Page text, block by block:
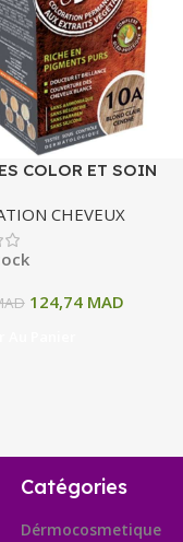
COLOR ET SOIN
CLAIR CENDRE 135
CHEVEUX
124,74 MAD
Catégories
Dérmocosmetique